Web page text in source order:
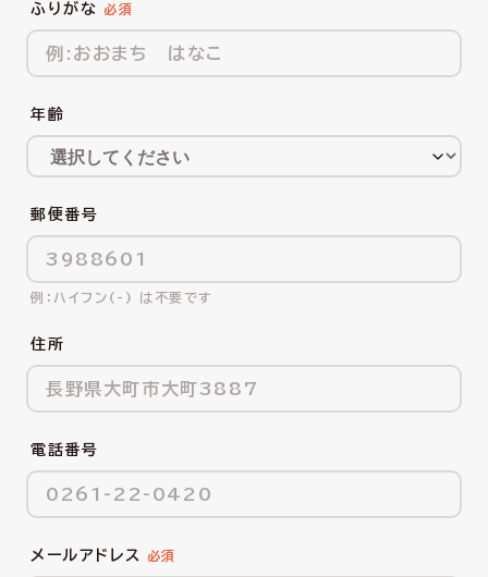
ふりがな
年齢
郵便番号
ハイフン(-) は不要です
住所
電話番号
メールアドレス